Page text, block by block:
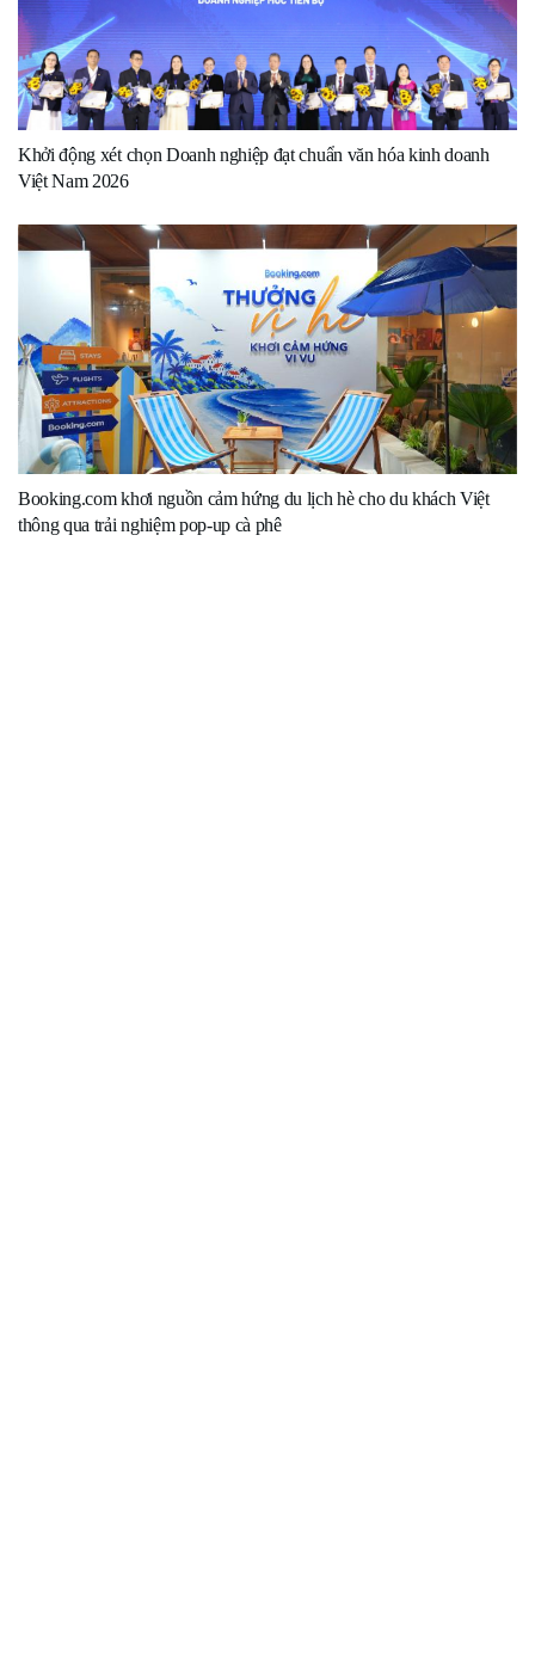
Khởi động xét chọn Doanh nghiệp đạt chuẩn văn hóa kinh doanh
Việt Nam 2026
Booking.com khơi nguồn cảm hứng du lịch hè cho du khách Việt
thông qua trải nghiệm pop-up cà phê